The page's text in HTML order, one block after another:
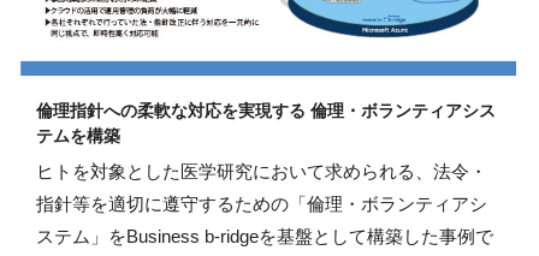
倫理指針への柔軟な対応を実現する 倫理・ボランティアシス
テムを構築
ヒトを対象とした医学研究において求められる、法令・
指針等を適切に遵守するための「倫理・ボランティアシ
ステム」をBusiness b-ridgeを基盤として構築した事例で